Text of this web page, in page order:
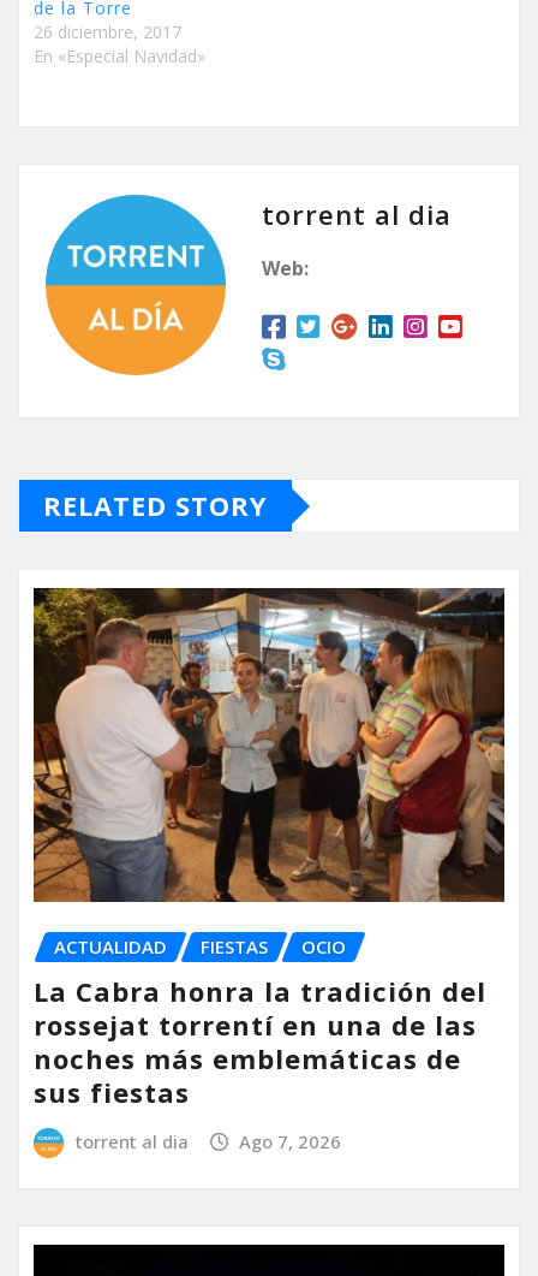
de la Torre
26 diciembre, 2017
En «Especial Navidad»
torrent al dia
Web:
RELATED STORY
ACTUALIDAD FIESTAS OCIO
La Cabra honra la tradición del
rossejat torrentí en una de las
noches más emblemáticas de
sus fiestas
torrent al dia Ago 7, 2026